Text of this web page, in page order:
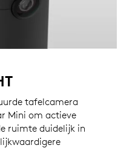
tafelcamera
Mini om actieve
ruimte duidelijk in